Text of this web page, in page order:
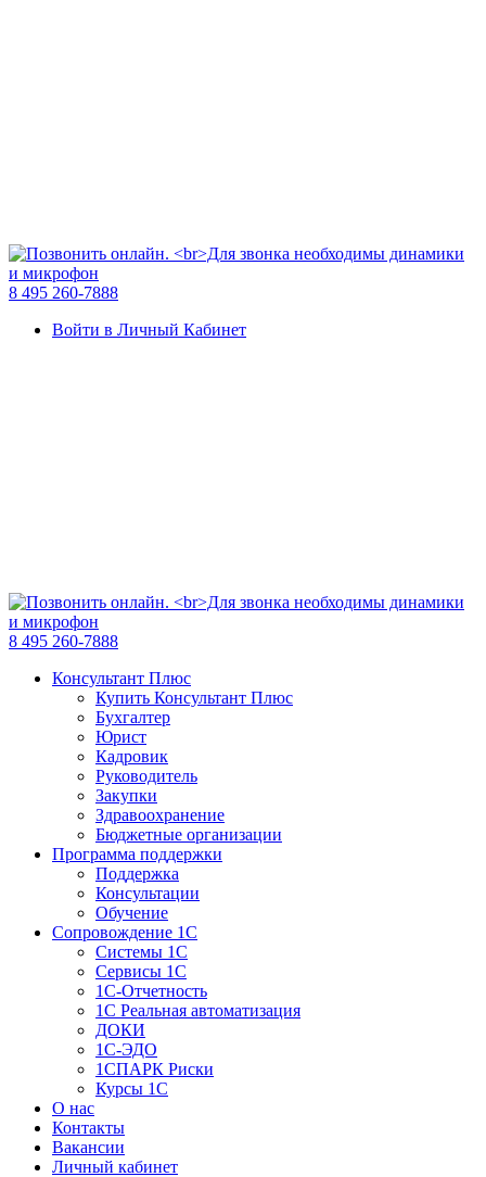
8 495 260-7888
Войти в Личный Кабинет
8 495 260-7888
Консультант Плюс
Купить Консультант Плюс
Бухгалтер
Юрист
Кадровик
Руководитель
Закупки
Здравоохранение
Бюджетные организации
Программа поддержки
Поддержка
Консультации
Обучение
Сопровождение 1С
Системы 1С
Сервисы 1С
1C-Отчетность
1С Реальная автоматизация
ДОКИ
1C-ЭДО
1СПАРК Риски
Курсы 1С
О нас
Контакты
Вакансии
Личный кабинет